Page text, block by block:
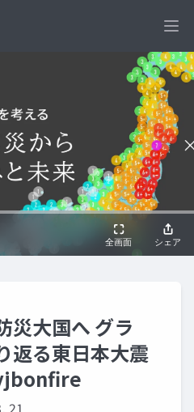
災大国へ グラ
返る東日本大震
21